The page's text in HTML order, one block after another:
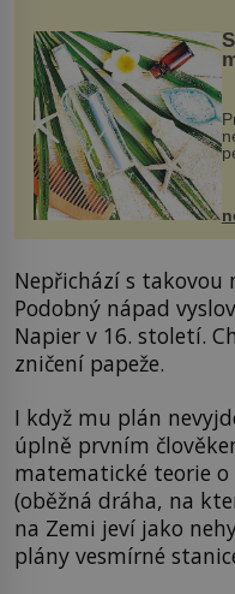
Nepřichází s takovou
Podobný nápad
Napier v 16. století.
zničení papeže.
I když mu plán
úplně prvním
matematické teorie o
(oběžná dráha, na
na Zemi jeví jako
plány vesmírné